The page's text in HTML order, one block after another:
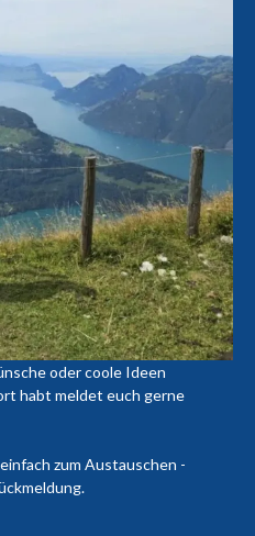
oder coole Ideen
habt meldet euch gerne
zum Austauschen -